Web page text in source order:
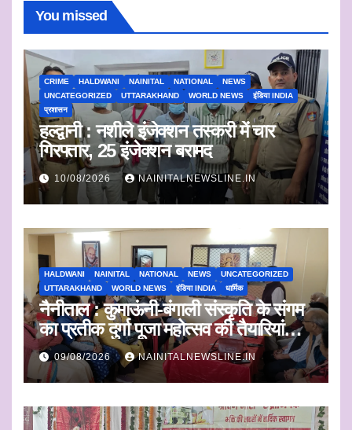
You missed
CRIME HALDWANI NAINITAL NATIONAL
NEWS
UNCATEGORIZED
UTTARAKHAND WORLD NEWS
इंडिया INDIA
प्रशासन
हल्द्वानी : नशीले इंजेक्शन तस्करी में चार
गिरफ्तार, 25 इंजेक्शन बरामद
10/08/2026 NAINITALNEWSLINE.IN
HALDWANI NAINITAL NATIONAL NEWS
UNCATEGORIZED
UTTARAKHAND
WORLD NEWS इंडिया INDIA धार्मिक
नैनीताल : कुमाऊंनी-बंगाली संस्कृति के संगम
का प्रतीक दुर्गा पूजा महोत्सव की तैयारियां
शुरू09/08/2026 NAINITALNEWSLINE.IN